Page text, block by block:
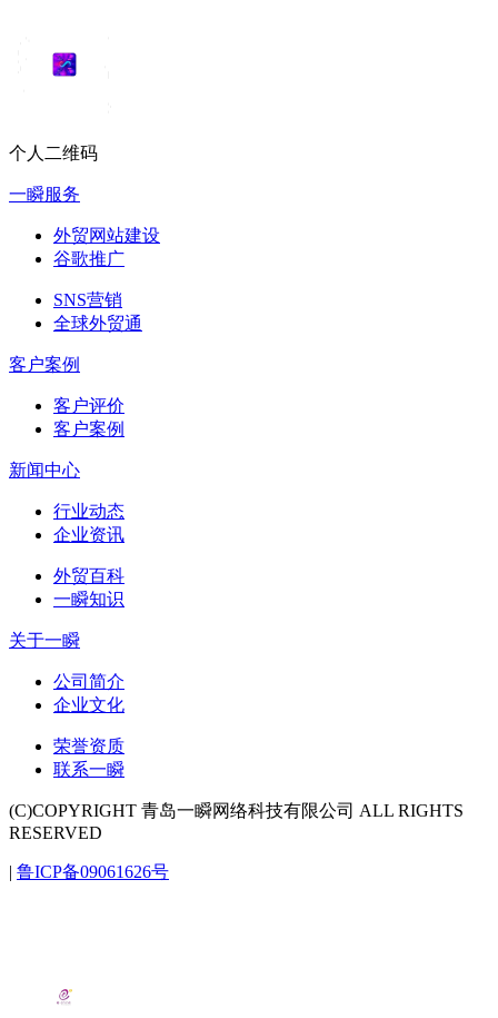
个人二维码
一瞬服务
外贸网站建设
谷歌推广
SNS营销
全球外贸通
客户案例
客户评价
客户案例
新闻中心
行业动态
企业资讯
外贸百科
一瞬知识
关于一瞬
公司简介
企业文化
荣誉资质
联系一瞬
(C)COPYRIGHT 青岛一瞬网络科技有限公司 ALL RIGHTS
RESERVED
| 鲁ICP备09061626号